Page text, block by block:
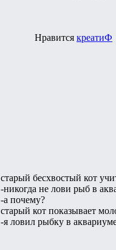
Нравится креатиФ
старый бесхвостый кот
-никогда не лови рыб в
-а почему?
старый кот показывает
-я ловил рыбку в